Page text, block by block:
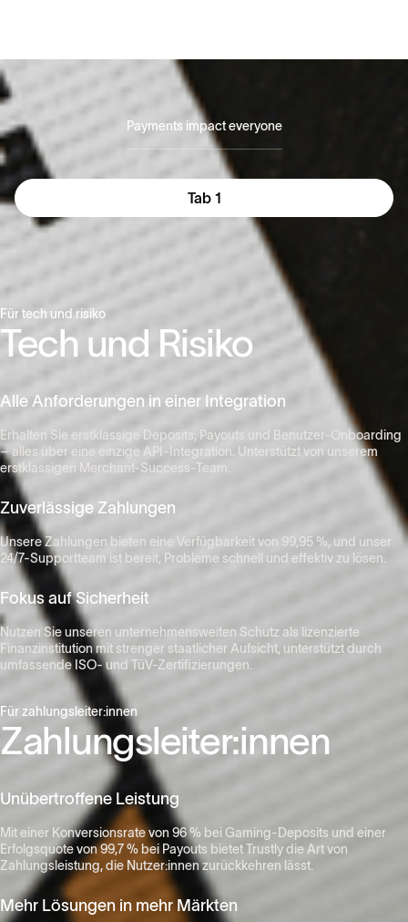
Payments impact everyone
Tab 1
Für tech und risiko
Tech und Risiko
Alle Anforderungen in einer Integration
Erhalten Sie erstklassige Deposits, Payouts und Benutzer-Onboarding
– alles über eine einzige API-Integration. Unterstützt von unserem
erstklassigen Merchant-Success-Team.​
Zuverlässige Zahlungen
Unsere Zahlungen bieten eine Verfügbarkeit von 99,95 %, und unser
24/7-Supportteam ist bereit, Probleme schnell und effektiv zu lösen.​
Fokus auf Sicherheit
Nutzen Sie unseren unternehmensweiten Schutz als lizenzierte
Finanzinstitution mit strenger staatlicher Aufsicht, unterstützt durch
umfassende ISO- und TüV-Zertifizierungen.​
Für zahlungsleiter:innen
Zahlungsleiter:innen
Unübertroffene Leistung
Mit einer Konversionsrate von 96 % bei Gaming-Deposits und einer
Erfolgsquote von 99,7 % bei Payouts bietet Trustly die Art von
Zahlungsleistung, die Nutzer:innen zurückkehren lässt.​
Mehr Lösungen in mehr Märkten